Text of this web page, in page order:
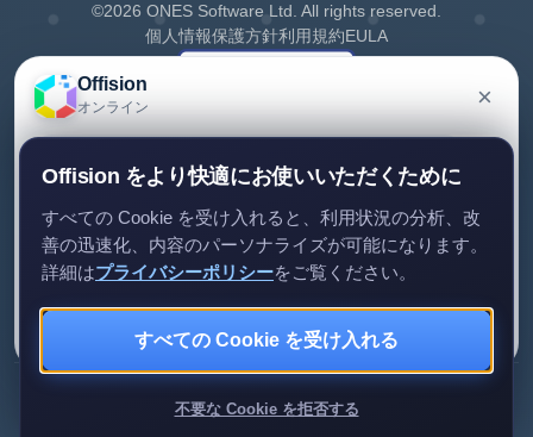
©2026 ONES Software Ltd. All rights reserved.
個人情報保護方針利用規約EULA
Review us on G2 Review us on Capterra
Offision
オンライン ×
残していただければご連絡します。
お問い合わせへの返信のみに利用します。
Offision をより快適にお使いいただくために
すべての Cookie を受け入れると、利用状況の分析、改
善の迅速化、内容のパーソナライズが可能になります。
詳細はプライバシーポリシーをご覧ください。
すべての Cookie を受け入れる
不要な Cookie を拒否する